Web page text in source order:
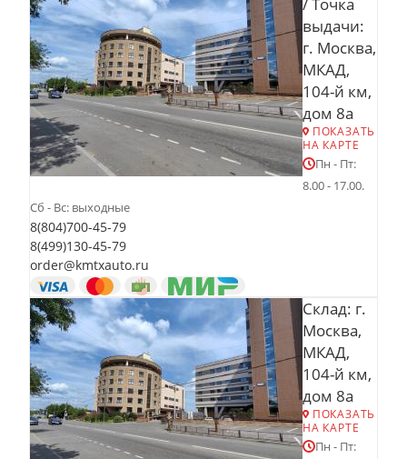
выдачи:
г. Москва,
МКАД,
104-й км,
дом 8а
ПОКАЗАТЬ
НА КАРТЕ
Пн - Пт:
8.00 - 17.00.
Сб - Вс: выходные
8(804)700-45-79
8(499)130-45-79
order@kmtxauto.ru
Склад: г.
Москва,
МКАД,
104-й км,
дом 8а
ПОКАЗАТЬ
НА КАРТЕ
Пн - Пт: